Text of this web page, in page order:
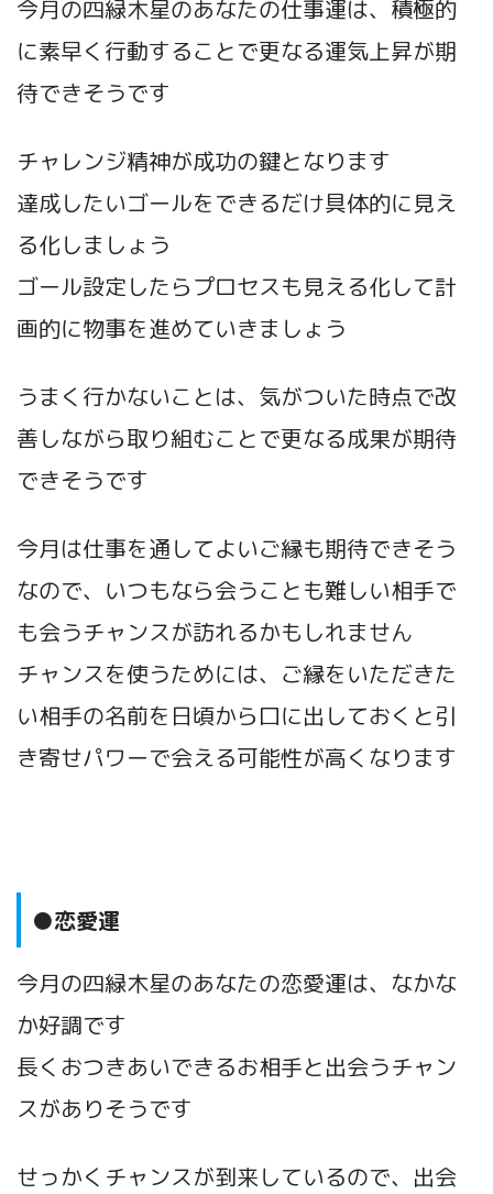
今月の四緑木星のあなたの仕事運は、積極的
に素早く行動することで更なる運気上昇が期
待できそうです
チャレンジ精神が成功の鍵となります
達成したいゴールをできるだけ具体的に見え
る化しましょう
ゴール設定したらプロセスも見える化して計
画的に物事を進めていきましょう
うまく行かないことは、気がついた時点で改
善しながら取り組むことで更なる成果が期待
できそうです
今月は仕事を通してよいご縁も期待できそう
なので、いつもなら会うことも難しい相手で
も会うチャンスが訪れるかもしれません
チャンスを使うためには、ご縁をいただきた
い相手の名前を日頃から口に出しておくと引
き寄せパワーで会える可能性が高くなります
●恋愛運
今月の四緑木星のあなたの恋愛運は、なかな
か好調です
長くおつきあいできるお相手と出会うチャン
スがありそうです
せっかくチャンスが到来しているので、出会